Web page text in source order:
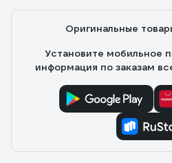
Оригинальные
Установите мобильное
информация по заказам